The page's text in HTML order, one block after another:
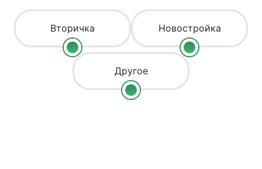
Вторичка Новостройка
Другое